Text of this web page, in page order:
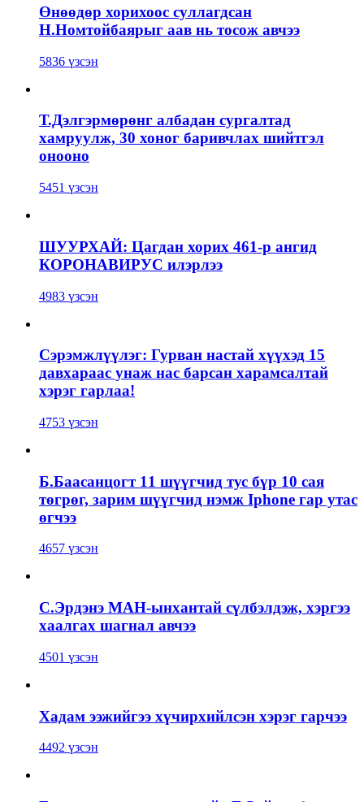
Өнөөдөр хорихоос суллагдсан
Н.Номтойбаярыг аав нь тосож авчээ
5836 үзсэн
Т.Дэлгэрмөрөнг албадан сургалтад
хамруулж, 30 хоног баривчлах шийтгэл
онооно
5451 үзсэн
ШУУРХАЙ: Цагдан хорих 461-р ангид
КОРОНАВИРУС илэрлээ
4983 үзсэн
Сэрэмжлүүлэг: Гурван настай хүүхэд 15
давхараас унаж нас барсан харамсалтай
хэрэг гарлаа!
4753 үзсэн
Б.Баасанцогт 11 шүүгчид тус бүр 10 сая
төгрөг, зарим шүүгчид нэмж Iphone гар утас
өгчээ
4657 үзсэн
С.Эрдэнэ МАН-ынхантай сүлбэлдэж, хэргээ
хаалгах шагнал авчээ
4501 үзсэн
Хадам ээжийгээ хүчирхийлсэн хэрэг гарчээ
4492 үзсэн